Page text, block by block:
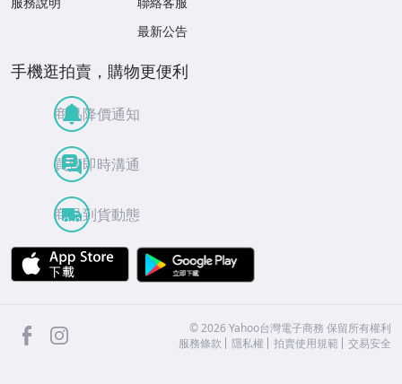
最新公告
手機逛拍賣，購物更便利
商品降價通知
買賣即時溝通
商品到貨動態
APP Store
facebook ©2026 Yahoo台灣電子商務 保留所有權利
服務條款
隱私權 拍賣使用規範 交易安全